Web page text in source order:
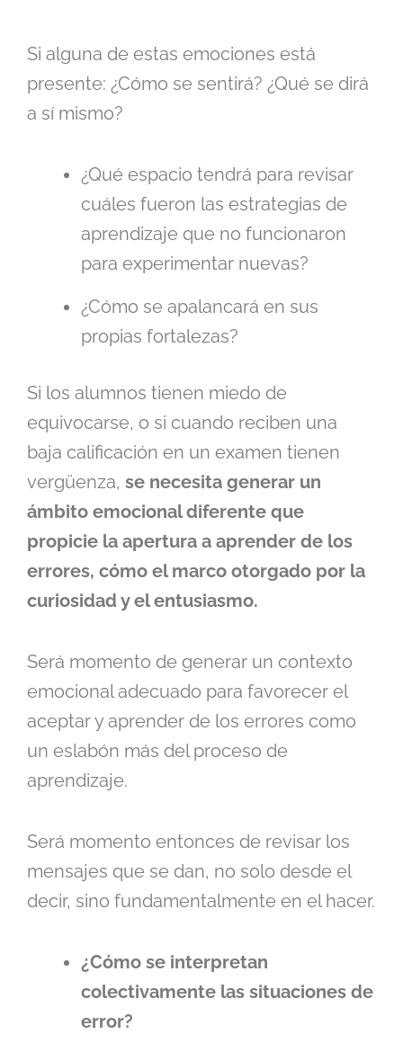
Si alguna de estas emociones está
presente: ¿Cómo se sentirá? ¿Qué se dirá
a sí mismo?
¿Qué espacio tendrá para revisar
cuáles fueron las estrategias de
aprendizaje que no funcionaron
para experimentar nuevas?
¿Cómo se apalancará en sus
propias fortalezas?
Si los alumnos tienen miedo de
equivocarse, o si cuando reciben una
baja calificación en un examen tienen
vergüenza, se necesita generar un
ámbito emocional diferente que
propicie la apertura a aprender de los
errores, cómo el marco otorgado por la
curiosidad y el entusiasmo.
Será momento de generar un contexto
emocional adecuado para favorecer el
aceptar y aprender de los errores como
un eslabón más del proceso de
aprendizaje.
Será momento entonces de revisar los
mensajes que se dan, no solo desde el
decir, sino fundamentalmente en el hacer.
¿Cómo se interpretan
colectivamente las situaciones de
error?